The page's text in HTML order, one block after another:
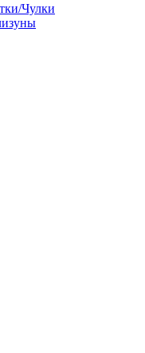
Чулки